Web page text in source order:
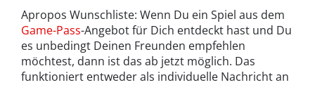
Apropos Wunschliste: Wenn Du ein Spiel aus dem
Game-Pass-Angebot für Dich entdeckt hast und Du
es unbedingt Deinen Freunden empfehlen
möchtest, dann ist das ab jetzt möglich. Das
funktioniert entweder als individuelle Nachricht an